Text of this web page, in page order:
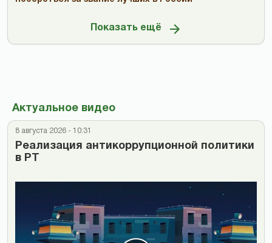
Показать ещё
Актуальное видео
8 августа 2026 - 10:31
Реализация антикоррупционной политики
в РТ